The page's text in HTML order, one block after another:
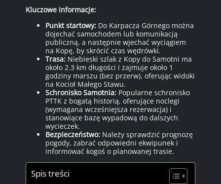
Kluczowe informacje:
Punkt startowy: Do Karpacza Górnego można
dojechać samochodem lub komunikacją
publiczną, a następnie wjechać wyciągiem
na Kopę, by skrócić czas wędrówki.
Trasa: Niebieski szlak z Kopy do Samotni ma
około 2.3 km długości i zajmuje około 1
godziny marszu (bez przerw), oferując widoki
na Kocioł Małego Stawu.
Schronisko Samotnia: Popularne schronisko
PTTK z bogatą historią, oferujące noclegi
(wymagana wcześniejsza rezerwacja) i
stanowiące bazę wypadową do dalszych
wycieczek.
Bezpieczeństwo: Należy sprawdzić prognozę
pogody, zabrać odpowiedni ekwipunek i
informować kogoś o planowanej trasie.
Spis treści